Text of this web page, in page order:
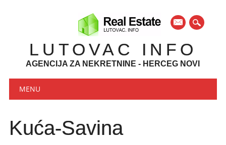
mail
LUTOVAC INFO
AGENCIJA ZA NEKRETNINE - HERCEG NOVI
Main menu
MENU
Kuća-Savina